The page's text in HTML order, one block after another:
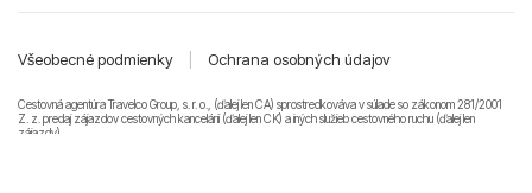
Všeobecné podmienky Ochrana osobných údajov
Cestovná agentúra Travelco Group, s. r. o., (ďalej len CA) sprostredkováva v súlade so zákonom 281/2001
Z. z. predaj zájazdov cestovných kancelárii (ďalej len CK) a iných služieb cestovného ruchu (ďalej len
zájazdy).